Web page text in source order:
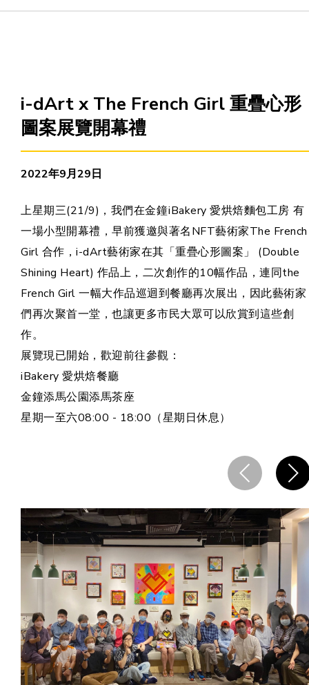
最新消息
藝廊及活動
愛不同藝術家
網上藝廊
合作機會
i-dArt x The French Girl 重疊心形
圖案展覽開幕禮
2022年9月29日
上星期三(21/9)，我們在金鐘iBakery 愛烘焙麵包工房 有
一場小型開幕禮，早前獲邀與著名NFT藝術家The French
Girl 合作，i-dArt藝術家在其「重疊心形圖案」 (Double
Shining Heart) 作品上，二次創作的10幅作品，連同the
French Girl 一幅大作品巡迴到餐廳再次展出，因此藝術家
們再次聚首一堂，也讓更多市民大眾可以欣賞到這些創
作。
展覽現已開始，歡迎前往參觀：
iBakery 愛烘焙餐廳
金鐘添馬公園添馬茶座
星期一至六08:00 - 18:00（星期日休息）